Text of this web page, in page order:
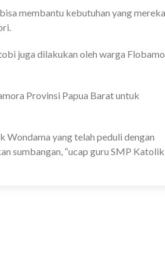
membantu kebutuhan yang mereka
juga dilakukan oleh warga
Provinsi Papua Barat untuk
yang telah peduli dengan
sumbangan, “ucap guru SMP Katolik